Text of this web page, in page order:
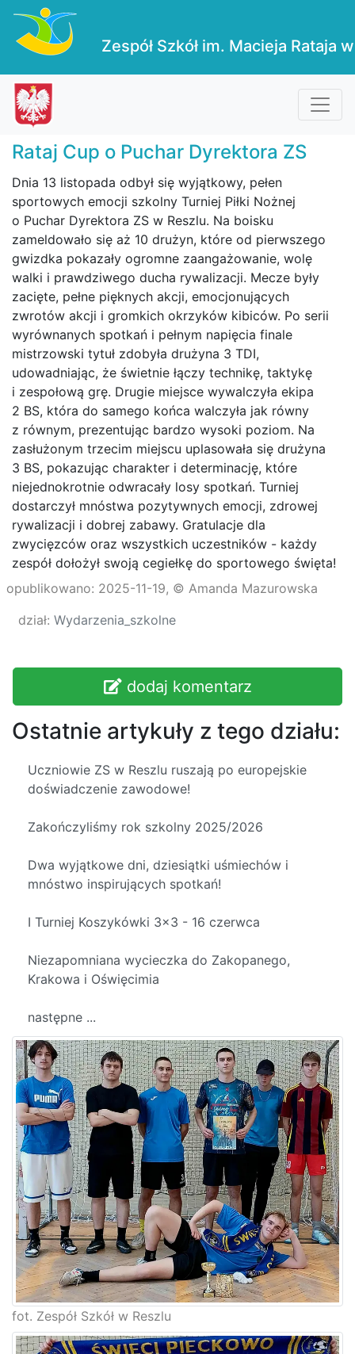
Zespół Szkół im. Macieja Rataja
Rataj Cup o Puchar Dyrektora ZS
Dnia 13 listopada odbył się wyjątkowy, pełen
sportowych emocji szkolny Turniej Piłki Nożnej
o Puchar Dyrektora ZS w Reszlu. Na boisku
zameldowało się aż 10 drużyn, które od pierwszego
gwizdka pokazały ogromne zaangażowanie, wolę
walki i prawdziwego ducha rywalizacji. Mecze były
zacięte, pełne pięknych akcji, emocjonujących
zwrotów akcji i gromkich okrzyków kibiców. Po serii
wyrównanych spotkań i pełnym napięcia finale
mistrzowski tytuł zdobyła drużyna 3 TDI,
udowadniając, że świetnie łączy technikę, taktykę
i zespołową grę. Drugie miejsce wywalczyła ekipa
2 BS, która do samego końca walczyła jak równy
z równym, prezentując bardzo wysoki poziom. Na
zasłużonym trzecim miejscu uplasowała się drużyna
3 BS, pokazując charakter i determinację, które
niejednokrotnie odwracały losy spotkań. Turniej
dostarczył mnóstwa pozytywnych emocji, zdrowej
rywalizacji i dobrej zabawy. Gratulacje dla
zwycięzców oraz wszystkich uczestników - każdy
zespół dołożył swoją cegiełkę do sportowego święta!
opublikowano: 2025-11-19, © Amanda Mazurowska
dział: Wydarzenia_szkolne
dodaj komentarz
Ostatnie artykuły z tego działu:
Uczniowie ZS w Reszlu ruszają po europejskie
doświadczenie zawodowe!
Zakończyliśmy rok szkolny 2025/2026
Dwa wyjątkowe dni, dziesiątki uśmiechów i
mnóstwo inspirujących spotkań!
I Turniej Koszykówki 3x3 - 16 czerwca
Niezapomniana wycieczka do Zakopanego,
Krakowa i Oświęcimia
następne ...
fot. Zespół Szkół w Reszlu